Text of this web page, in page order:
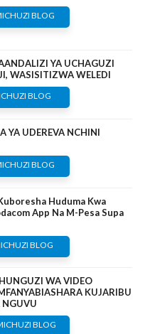
BLOG
YA UCHAGUZI
WASISITIZWA WELEDI
BLOG
YA UDEREVA NCHINI
BLOG
Huduma Kwa
App Na M-Pesa Supa
BLOG
WA VIDEO
KUJARIBU
BLOG